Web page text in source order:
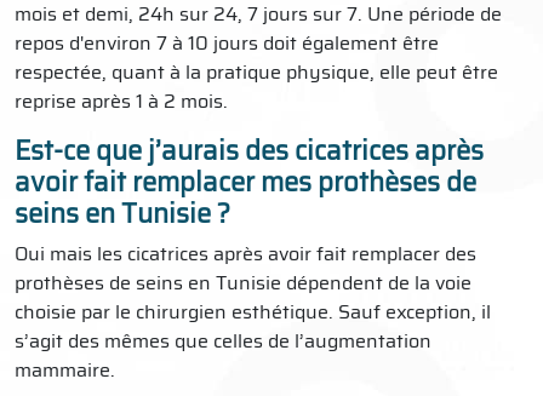
mois et demi, 24h sur 24, 7 jours sur 7. Une période de
repos d'environ 7 à 10 jours doit également être
respectée, quant à la pratique physique, elle peut être
reprise après 1 à 2 mois.
Est-ce que j’aurais des cicatrices après
avoir fait remplacer mes prothèses de
seins en Tunisie ?
Oui mais les cicatrices après avoir fait remplacer des
prothèses de seins en Tunisie dépendent de la voie
choisie par le chirurgien esthétique. Sauf exception, il
s’agit des mêmes que celles de l’augmentation
mammaire.